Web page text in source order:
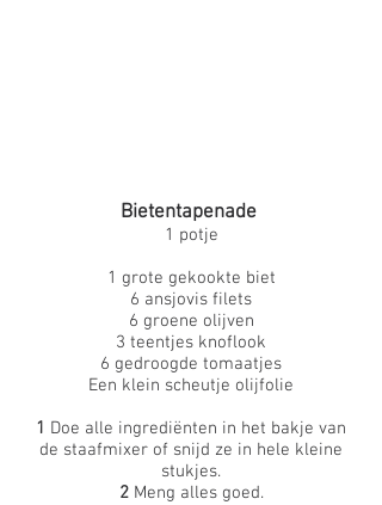
Bietentapenade
1 potje
1 grote gekookte biet
6 ansjovis filets
6 groene olijven
3 teentjes knoflook
6 gedroogde tomaatjes
Een klein scheutje olijfolie
1 Doe alle ingrediënten in het bakje van
de staafmixer of snijd ze in hele kleine
stukjes.
2Meng alles goed.